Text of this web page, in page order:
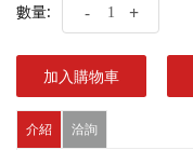
數量: - +
加入購物車
介紹 洽詢